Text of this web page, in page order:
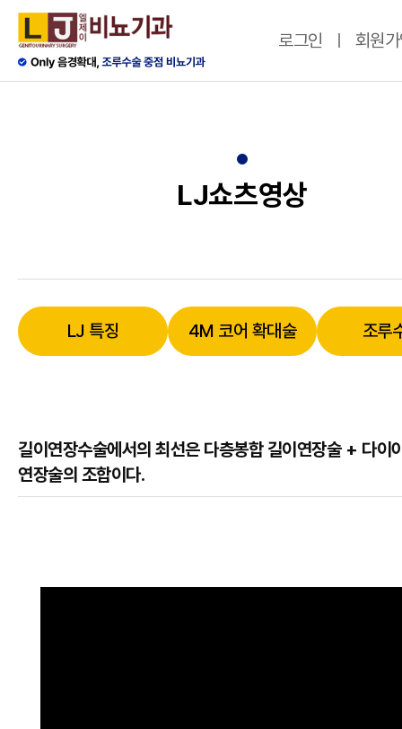
로그인 회원
LJ쇼츠영상
LJ 특징 4M 코어 확대술 조루
길이연장수술에서의 최선은 다층봉합 길이연장술 + 다이
연장술의 조합이다.